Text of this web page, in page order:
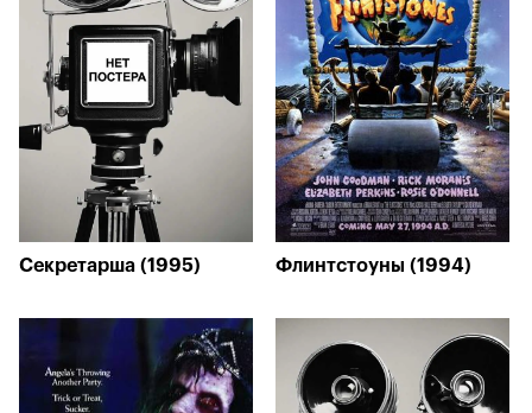
Секретарша (1995) Флинтстоуны (1994)